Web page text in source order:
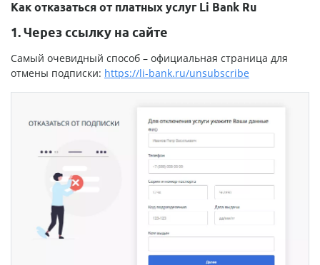
Как отказаться от платных услуг Li Bank Ru
1. Через ссылку на сайте
Самый очевидный способ – официальная страница для
отмены подписки: https://li-bank.ru/unsubscribe